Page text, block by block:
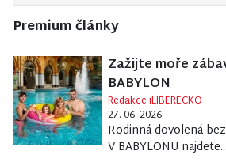
Premium články
Zažijte moře
BABYLON
Redakce iLIBERECKO
27. 06. 2026
Rodinná dovolená
V BABYLONU najdete...